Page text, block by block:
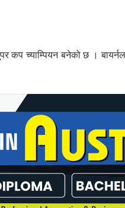
कप च्याम्पियन बनेको छ ।